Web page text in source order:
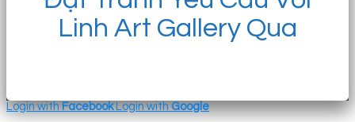
Linh Art Gallery Qua
Login withFacebook Login withGoogle